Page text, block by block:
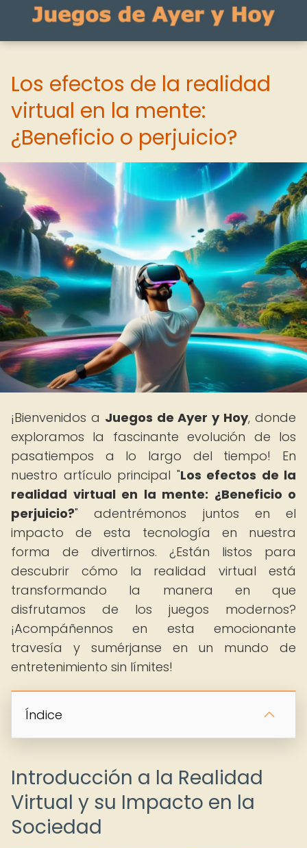
Los efectos de la realidad
virtual en la mente:
¿Beneficio o perjuicio?
¡Bienvenidos a Juegos de Ayer y Hoy, donde
exploramos la fascinante evolución de los
pasatiempos a lo largo del tiempo! En
nuestro artículo principal "Los efectos de la
realidad virtual en la mente: ¿Beneficio o
perjuicio?" adentrémonos juntos en el
impacto de esta tecnología en nuestra
forma de divertirnos. ¿Están listos para
descubrir cómo la realidad virtual está
transformando la manera en que
disfrutamos de los juegos modernos?
¡Acompáñennos en esta emocionante
travesía y sumérjanse en un mundo de
entretenimiento sin límites!
Índice
Introducción a la Realidad
Virtual y su Impacto en la
Sociedad